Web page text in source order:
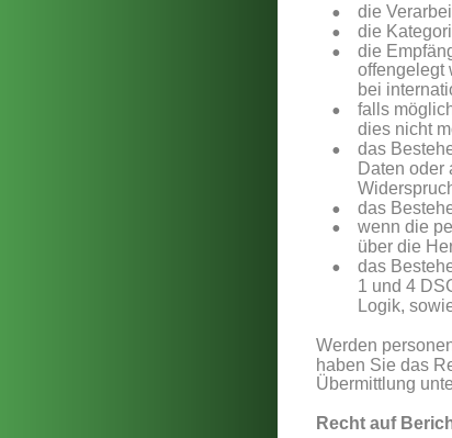
• die
• die
•
die
offengelegt
bei
•
falls
dies nicht
•
das
Daten oder
• das
•
wenn die
über die
•
das
1 und 4
Logik,
Werden
haben Sie das
Übermittlung
Recht auf